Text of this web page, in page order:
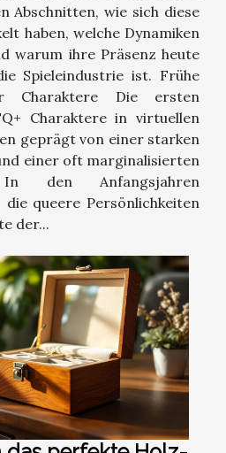
Abschnitten, wie sich diese
haben, welche Dynamiken
warum ihre Präsenz heute
Spieleindustrie ist. Frühe
Charaktere Die ersten
Charaktere in virtuellen
geprägt von einer starken
einer oft marginalisierten
In den Anfangsjahren
queere Persönlichkeiten
der...